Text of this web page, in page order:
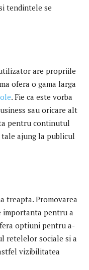
tendintele se
are propriile
ofera o gama larga
. Fie ca este vorba
sau oricare alt
pentru continutul
ajung la publicul
treapta. Promovarea
importanta pentru a
optiuni pentru a-
retelelor sociale si a
vizibilitatea